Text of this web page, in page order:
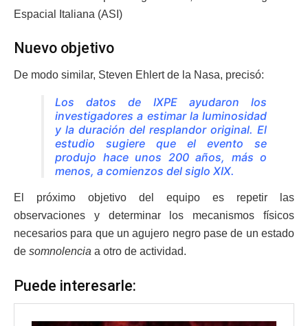
Espacial Italiana (ASI)
Nuevo objetivo
De modo similar, Steven Ehlert de la Nasa, precisó:
Los datos de IXPE ayudaron los
investigadores a estimar la luminosidad
y la duración del resplandor original. El
estudio sugiere que el evento se
produjo hace unos 200 años, más o
menos, a comienzos del siglo XIX.
El próximo objetivo del equipo es repetir las
observaciones y determinar los mecanismos físicos
necesarios para que un agujero negro pase de un estado
de somnolencia a otro de actividad.
Puede interesarle: